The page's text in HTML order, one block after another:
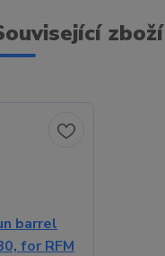
zboží